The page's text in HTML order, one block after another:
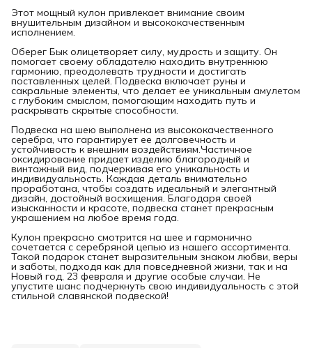
Этот мощный кулон привлекает внимание своим
внушительным дизайном и высококачественным
исполнением.
Оберег Бык олицетворяет силу, мудрость и защиту. Он
помогает своему обладателю находить внутреннюю
гармонию, преодолевать трудности и достигать
поставленных целей. Подвеска включает руны и
сакральные элементы, что делает ее уникальным амулетом
с глубоким смыслом, помогающим находить путь и
раскрывать скрытые способности.
Подвеска на шею выполнена из высококачественного
серебра, что гарантирует ее долговечность и
устойчивость к внешним воздействиям.Частичное
оксидирование придает изделию благородный и
винтажный вид, подчеркивая его уникальность и
индивидуальность. Каждая деталь внимательно
проработана, чтобы создать идеальный и элегантный
дизайн, достойный восхищения. Благодаря своей
изысканности и красоте, подвеска станет прекрасным
украшением на любое время года.
Кулон прекрасно смотрится на шее и гармонично
сочетается с серебряной цепью из нашего ассортимента.
Такой подарок станет выразительным знаком любви, веры
и заботы, подходя как для повседневной жизни, так и на
Новый год, 23 февраля и другие особые случаи. Не
упустите шанс подчеркнуть свою индивидуальность с этой
стильной славянской подвеской!